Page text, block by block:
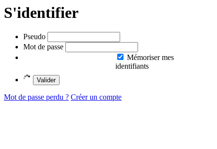
S'identifier
Pseudo
Mot de passe
Mémoriser mes
identifiants
Valider
Mot de passe perdu ? Créer un compte